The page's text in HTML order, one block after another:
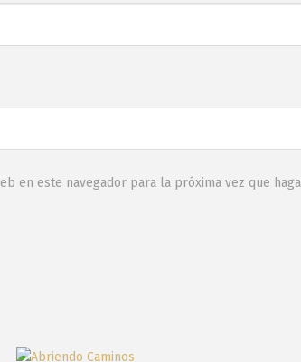
en este navegador para la próxima vez que